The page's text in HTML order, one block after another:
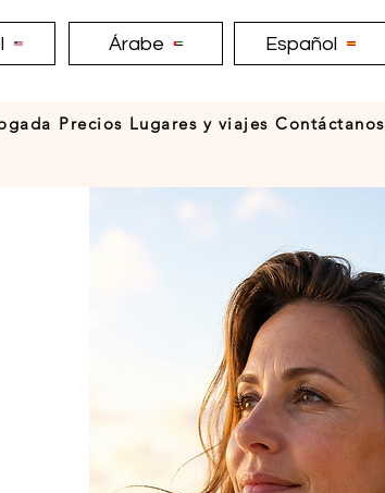
Árabe Español
Precios Lugares y viajes Contáctanos